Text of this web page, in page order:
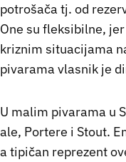
potrošača tj. od
One su fleksibilne,
kriznim situacijama
pivarama vlasnik je
U malim pivarama u
ale, Portere i Stout.
a tipičan reprezent